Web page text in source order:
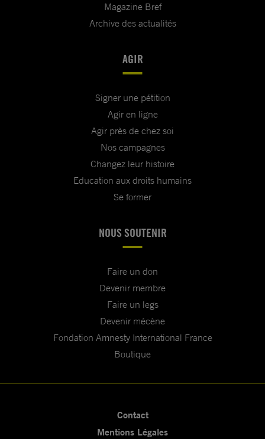
Magazine Bref
Archive des actualités
AGIR
Signer une pétition
Agir en ligne
Agir près de chez soi
Nos campagnes
Changez leur histoire
Education aux droits humains
Se former
NOUS SOUTENIR
Faire un don
Devenir membre
Faire un legs
Devenir mécène
Fondation Amnesty International France
Boutique
Contact
Mentions Légales